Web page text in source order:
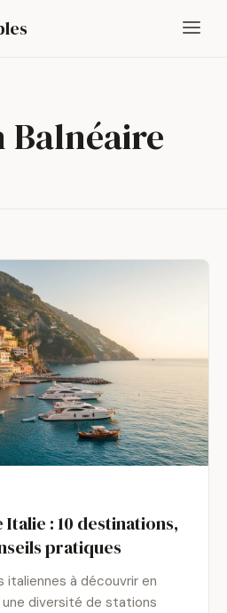
Balnéaire
: 10 destinations,
pratiques
italiennes à découvrir en
une diversité de stations